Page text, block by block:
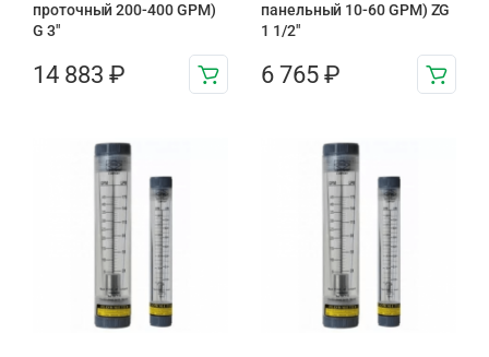
проточный 200-400 GPM)
G 3″
14 883 ₽
панельный 10-60 GPM) ZG
1 1/2″
6 765 ₽